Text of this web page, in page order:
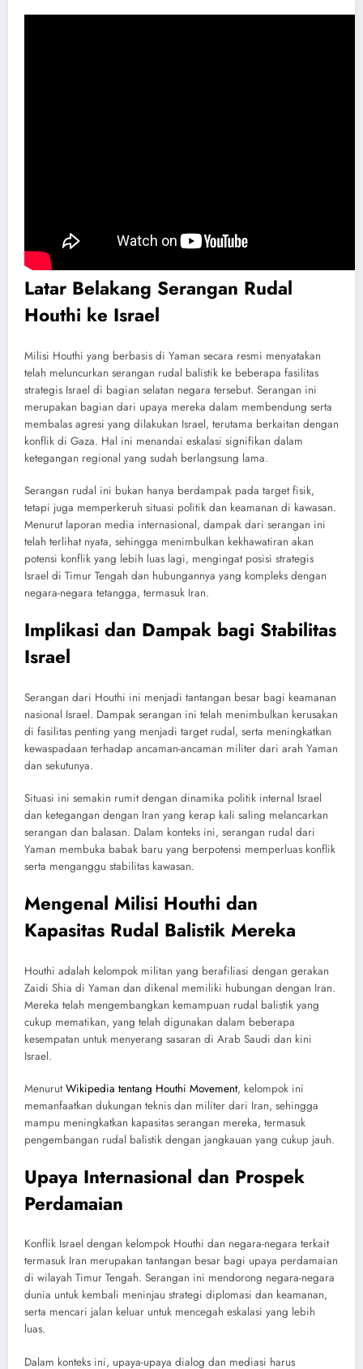
Latar Belakang Serangan Rudal
Houthi ke Israel
Milisi Houthi yang berbasis di Yaman secara resmi menyatakan
telah meluncurkan serangan rudal balistik ke beberapa fasilitas
strategis Israel di bagian selatan negara tersebut. Serangan ini
merupakan bagian dari upaya mereka dalam membendung serta
membalas agresi yang dilakukan Israel, terutama berkaitan dengan
konflik di Gaza. Hal ini menandai eskalasi signifikan dalam
ketegangan regional yang sudah berlangsung lama.
Serangan rudal ini bukan hanya berdampak pada target fisik,
tetapi juga memperkeruh situasi politik dan keamanan di kawasan.
Menurut laporan media internasional, dampak dari serangan ini
telah terlihat nyata, sehingga menimbulkan kekhawatiran akan
potensi konflik yang lebih luas lagi, mengingat posisi strategis
Israel di Timur Tengah dan hubungannya yang kompleks dengan
negara-negara tetangga, termasuk Iran.
Implikasi dan Dampak bagi Stabilitas
Israel
Serangan dari Houthi ini menjadi tantangan besar bagi keamanan
nasional Israel. Dampak serangan ini telah menimbulkan kerusakan
di fasilitas penting yang menjadi target rudal, serta meningkatkan
kewaspadaan terhadap ancaman-ancaman militer dari arah Yaman
dan sekutunya.
Situasi ini semakin rumit dengan dinamika politik internal Israel
dan ketegangan dengan Iran yang kerap kali saling melancarkan
serangan dan balasan. Dalam konteks ini, serangan rudal dari
Yaman membuka babak baru yang berpotensi memperluas konflik
serta menganggu stabilitas kawasan.
Mengenal Milisi Houthi dan
Kapasitas Rudal Balistik Mereka
Houthi adalah kelompok militan yang berafiliasi dengan gerakan
Zaidi Shia di Yaman dan dikenal memiliki hubungan dengan Iran.
Mereka telah mengembangkan kemampuan rudal balistik yang
cukup mematikan, yang telah digunakan dalam beberapa
kesempatan untuk menyerang sasaran di Arab Saudi dan kini
Israel.
MenurutWikipedia tentang Houthi Movement, kelompok ini
memanfaatkan dukungan teknis dan militer dari Iran, sehingga
mampu meningkatkan kapasitas serangan mereka, termasuk
pengembangan rudal balistik dengan jangkauan yang cukup jauh.
Upaya Internasional dan Prospek
Perdamaian
Konflik Israel dengan kelompok Houthi dan negara-negara terkait
termasuk Iran merupakan tantangan besar bagi upaya perdamaian
di wilayah Timur Tengah. Serangan ini mendorong negara-negara
dunia untuk kembali meninjau strategi diplomasi dan keamanan,
serta mencari jalan keluar untuk mencegah eskalasi yang lebih
luas.
Dalam konteks ini, upaya-upaya dialog dan mediasi harus